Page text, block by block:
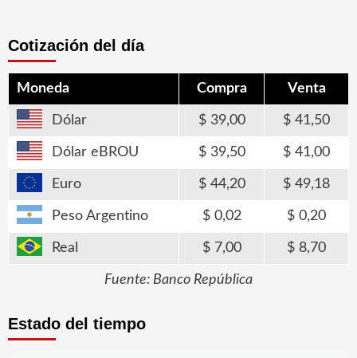
Cotización del día
Moneda Compra Venta
Dólar 39,00 41,50
Dólar eBROU 39,50 41,00
Euro 44,20 49,18
Peso Argentino 0,02 0,20
Real 7,00 8,70
Fuente: Banco República
Estado del tiempo